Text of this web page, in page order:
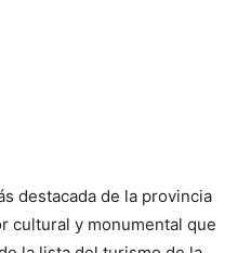
destacada de la provincia
cultural y monumental que